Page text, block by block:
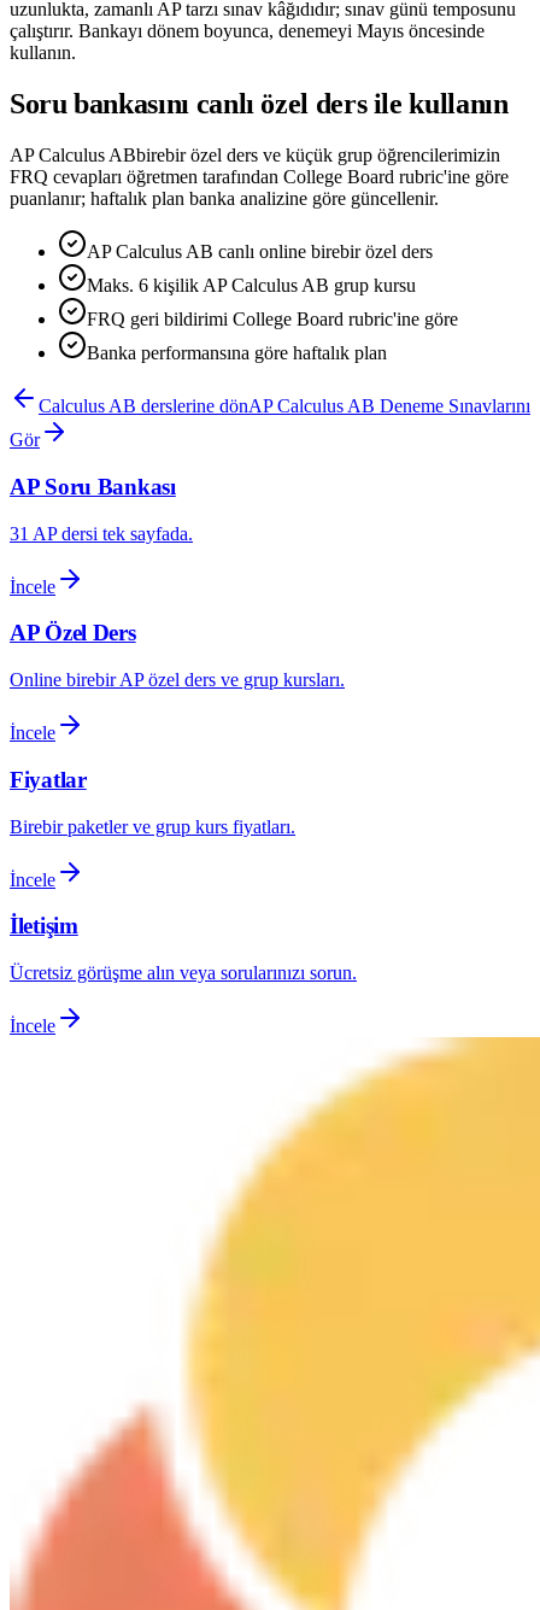
uzunlukta, zamanlı AP tarzı sınav kâğıdıdır; sınav günü temposunu
çalıştırır. Bankayı dönem boyunca, denemeyi Mayıs öncesinde
kullanın.
Soru bankasını canlı özel ders ile kullanın
AP Calculus ABbirebir özel ders ve küçük grup öğrencilerimizin
FRQ cevapları öğretmen tarafından College Board rubric'ine göre
puanlanır; haftalık plan banka analizine göre güncellenir.
AP Calculus AB canlı online birebir özel ders
Maks. 6 kişilik AP Calculus AB grup kursu
FRQ geri bildirimi College Board rubric'ine göre
Banka performansına göre haftalık plan
Calculus AB derslerine dönAPCalculus AB Deneme Sınavlarını
Gör
AP Soru Bankası
31 AP dersi tek sayfada.
İncele
AP Özel Ders
Online birebir AP özel ders ve grup kursları.
İncele
Fiyatlar
Birebir paketler ve grup kurs fiyatları.
İncele
İletişim
Ücretsiz görüşme alın veya sorularınızı sorun.
İncele